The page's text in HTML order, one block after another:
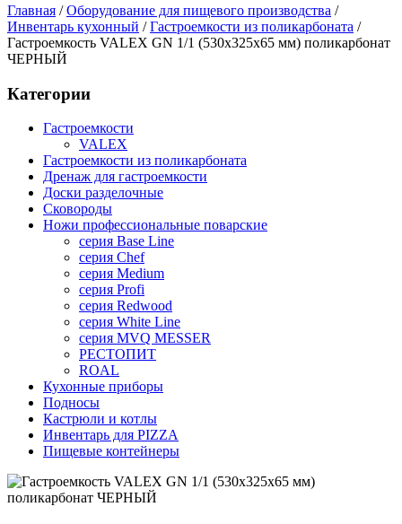
Главная / Оборудование для пищевого производства /
Инвентарь кухонный / Гастроемкости из поликарбоната /
Гастроемкость VALEX GN 1/1 (530х325х65 мм) поликарбонат
ЧЕРНЫЙ
Категории
Гастроемкости
VALEX
Гастроемкости из поликарбоната
Дренаж для гастроемкости
Доски разделочные
Сковороды
Ножи профессиональные поварские
серия Base Line
серия Chef
серия Medium
серия Profi
серия Redwood
серия White Line
серия MVQ MESSER
РЕСТОПИТ
ROAL
Кухонные приборы
Подносы
Кастрюли и котлы
Инвентарь для PIZZA
Пищевые контейнеры